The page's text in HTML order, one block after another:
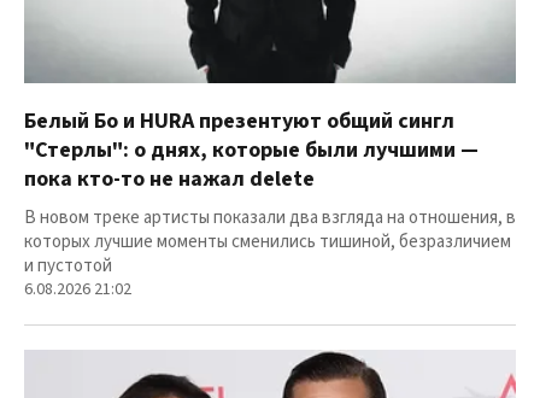
Белый Бо и HURA презентуют общий сингл
"Стерлы": о днях, которые были лучшими —
пока кто-то не нажал delete
В новом треке артисты показали два взгляда на отношения, в
которых лучшие моменты сменились тишиной, безразличием
и пустотой
6.08.2026 21:02